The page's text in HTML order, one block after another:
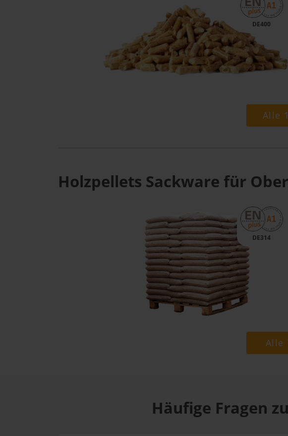
DE400
Alle
Holzpellets Sackware für
DE314
Alle
Häufige Fragen